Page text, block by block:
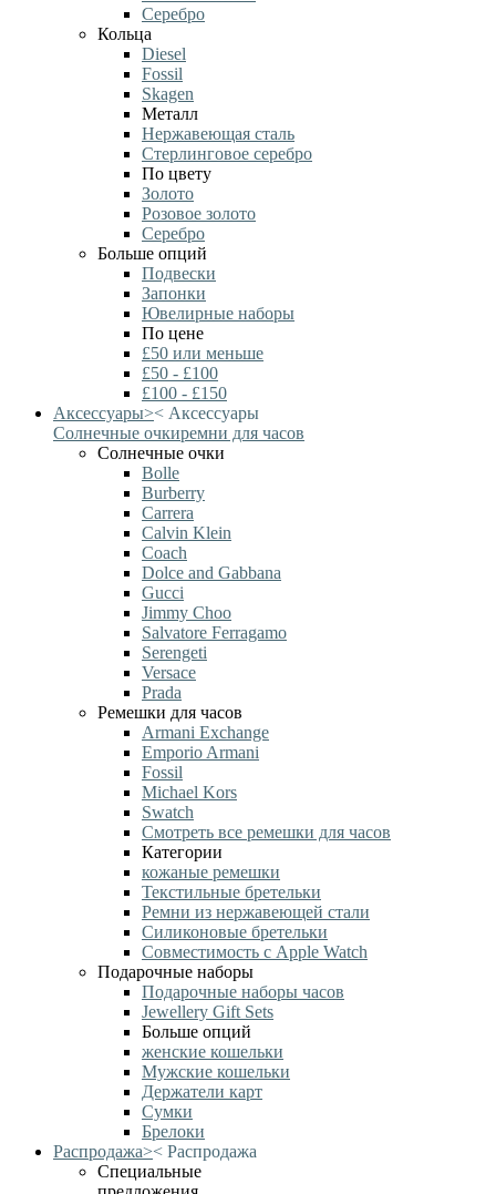
Серебро
Кольца
Diesel
Fossil
Skagen
Металл
Нержавеющая сталь
Стерлинговое серебро
По цвету
Золото
Розовое золото
Серебро
Больше опций
Подвески
Запонки
Ювелирные наборы
По цене
£50 или меньше
£50 - £100
£100 - £150
Аксессуары>< Аксессуары
Солнечные очкиремни для часов
Солнечные очки
Bolle
Burberry
Carrera
Calvin Klein
Coach
Dolce and Gabbana
Gucci
Jimmy Choo
Salvatore Ferragamo
Serengeti
Versace
Prada
Ремешки для часов
Armani Exchange
Emporio Armani
Fossil
Michael Kors
Swatch
Смотреть все ремешки для часов
Категории
кожаные ремешки
Текстильные бретельки
Ремни из нержавеющей стали
Силиконовые бретельки
Совместимость с Apple Watch
Подарочные наборы
Подарочные наборы часов
Jewellery Gift Sets
Больше опций
женские кошельки
Мужские кошельки
Держатели карт
Сумки
Брелоки
Распродажа>< Распродажа
Специальные